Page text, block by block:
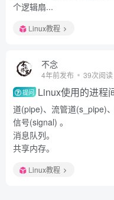
个逻辑扇...
Linux教程
不念
4年前发布 39次阅读
提问 Linux使用的进程
道(pipe)、流管道(s_pipe)
信号(signal) 。
消息队列。
共享内存。
Linux教程